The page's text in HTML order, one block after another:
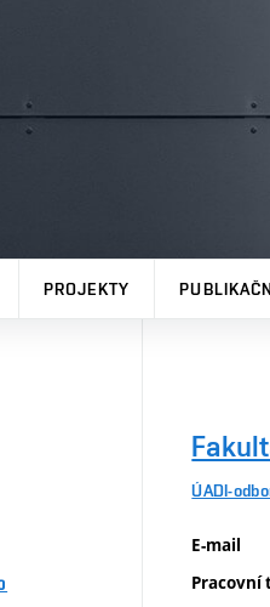
PROJEKTY
ÚADI-
E-mail
Pracovní